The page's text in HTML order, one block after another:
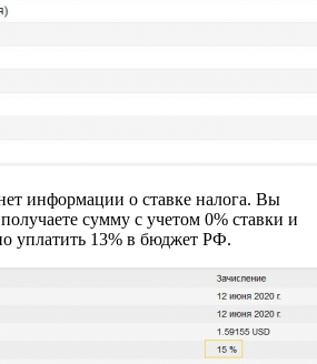
информации о ставке налога. Вы
сумму с учетом 0% ставки и
уплатить 13% в бюджет РФ.